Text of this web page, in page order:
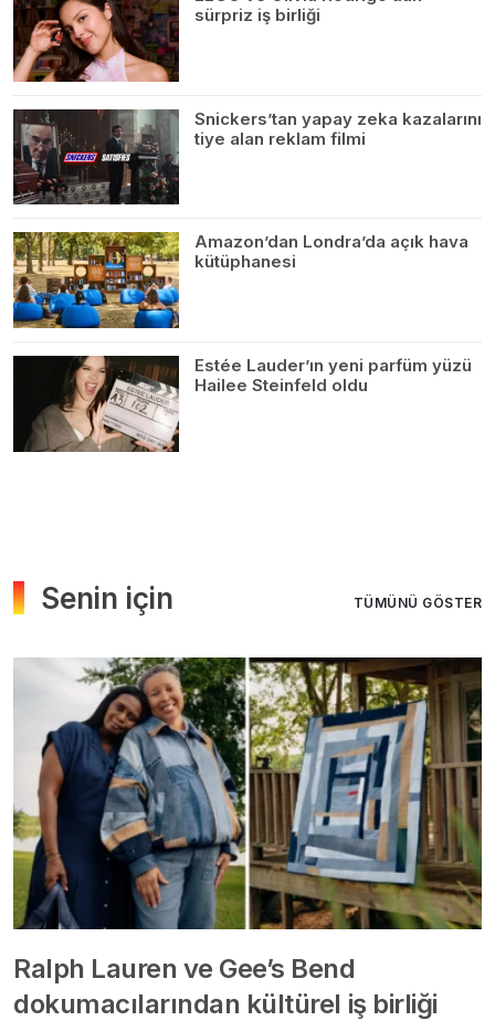
sürpriz iş birliği
Snickers’tan yapay zeka kazalarını
tiye alan reklam filmi
Amazon’dan Londra’da açık hava
kütüphanesi
Estée Lauder’ın yeni parfüm yüzü
Hailee Steinfeld oldu
Senin için TÜMÜNÜ GÖSTER
Ralph Lauren ve Gee’s Bend
dokumacılarından kültürel iş birliği